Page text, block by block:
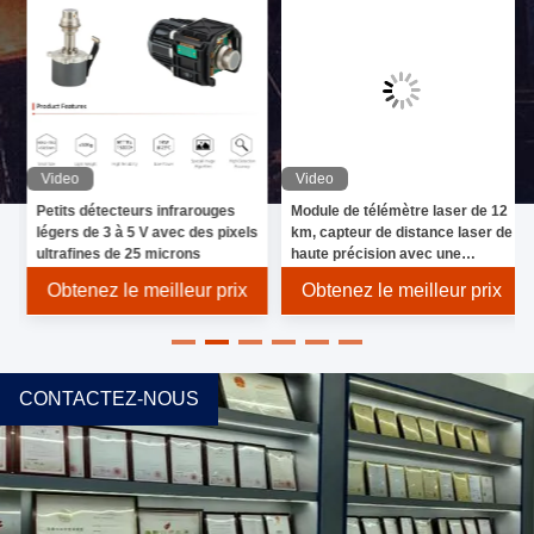
Video
Petits détecteurs infrarouges
légers de 3 à 5 V avec des pixels
ultrafines de 25 microns
Obtenez le meilleur prix
Video
Module de télémètre laser de 12
km, capteur de distance laser de
haute précision avec une
télémètre/télescope portatif
Obtenez le meilleur prix
CONTACTEZ-NOUS